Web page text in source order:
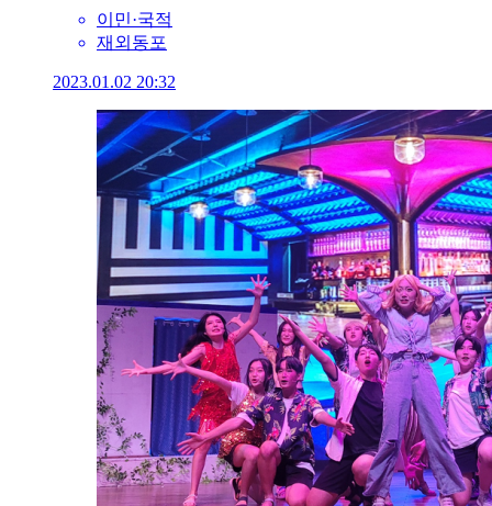
이민·국적
재외동포
2023.01.02 20:32